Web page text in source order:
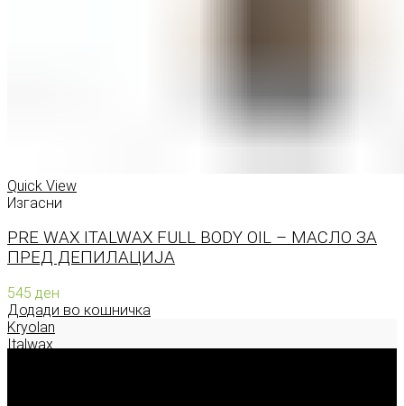
Quick View
Изгасни
PRE WAX ITALWAX FULL BODY OIL – МАСЛО ЗА
ПРЕД ДЕПИЛАЦИЈА
545 ден
Додади во кошничка
Kryolan
Italwax